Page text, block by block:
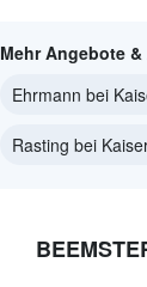
Mehr Angebote
Ehrmann bei
Rasting bei